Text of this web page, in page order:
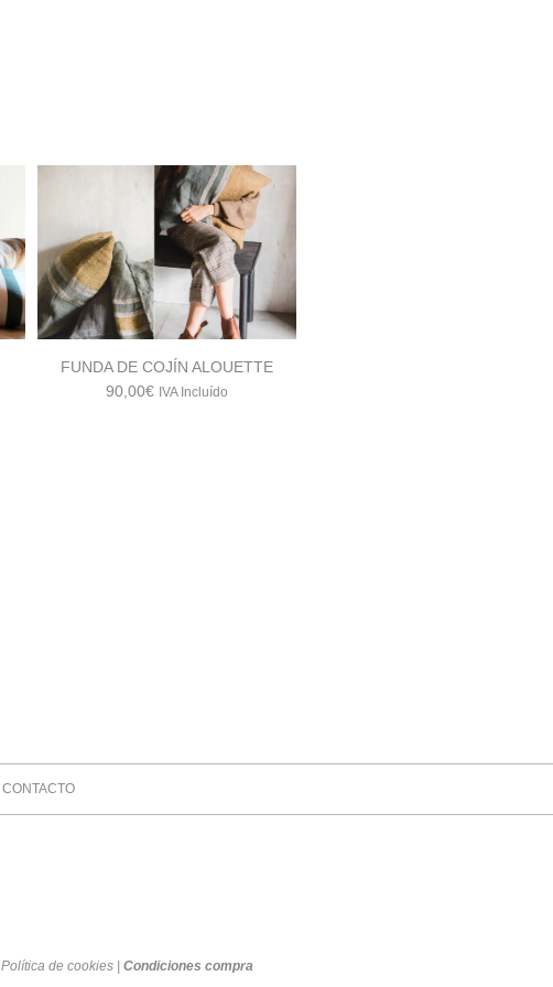
FUNDA DE COJÍN ALOUETTE
90,00€ IVA Incluído
CONTACTO
Política de cookies| Condiciones compra